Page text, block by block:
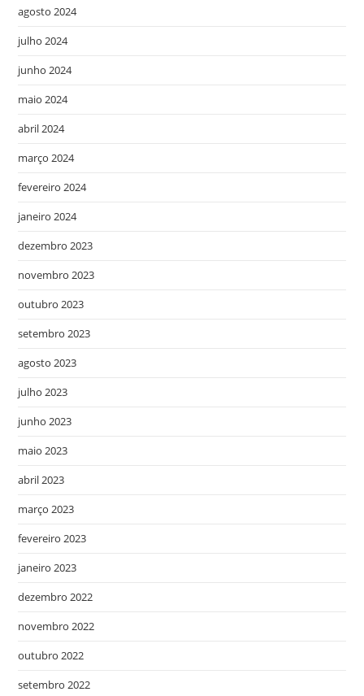
agosto 2024
julho 2024
junho 2024
maio 2024
abril 2024
março 2024
fevereiro 2024
janeiro 2024
dezembro 2023
novembro 2023
outubro 2023
setembro 2023
agosto 2023
julho 2023
junho 2023
maio 2023
abril 2023
março 2023
fevereiro 2023
janeiro 2023
dezembro 2022
novembro 2022
outubro 2022
setembro 2022